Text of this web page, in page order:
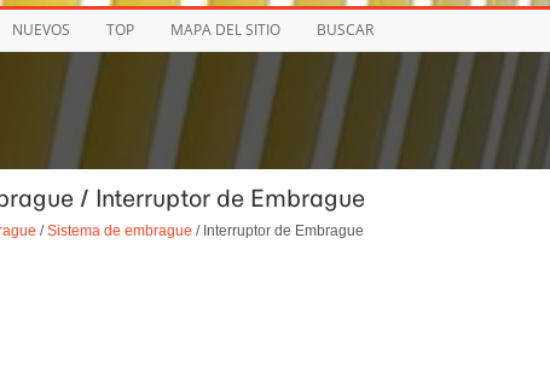
NUEVOS TOP MAPA DEL SITIO BUSCAR
/ Interruptor de Embrague
/Sistema de embrague / Interruptor de Embrague